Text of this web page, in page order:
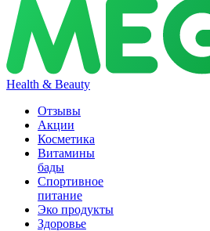
Health & Beauty
Отзывы
Акции
Косметика
Витамины
бады
Спортивное
питание
Эко продукты
Здоровье